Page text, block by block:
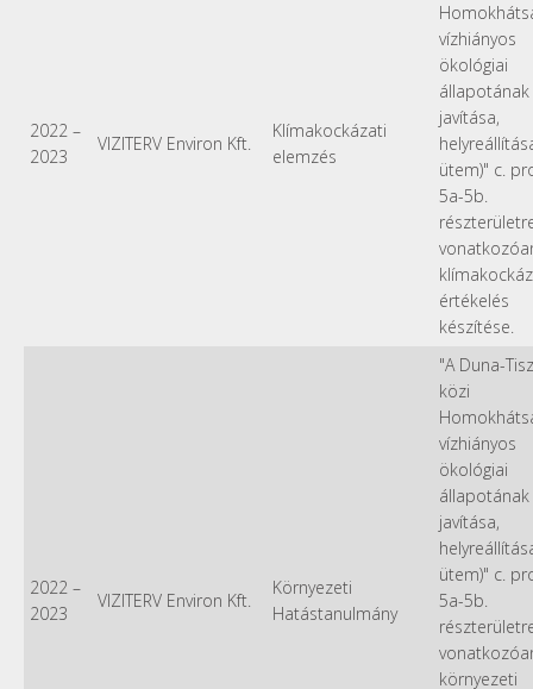
2022 –
2023
VIZITERV Environ Kft.
Klímakockázati
elemzés
vízhiányos
ökológiai
állapotának
javítása,
ütem)" c.
5a-5b.
értékelés
készítése.
2022 –
2023
VIZITERV Environ Kft.
Környezeti
Hatástanulmány
"A Duna-
közi
vízhiányos
ökológiai
állapotának
javítása,
ütem)" c.
5a-5b.
környezeti